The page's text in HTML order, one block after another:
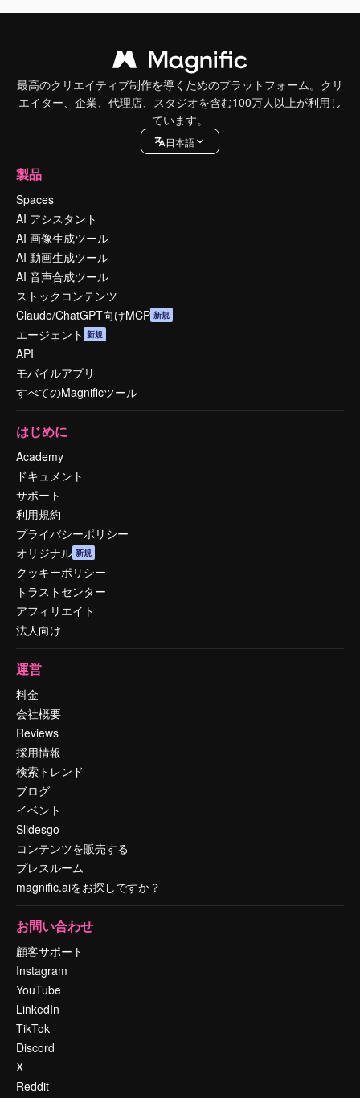
最高のクリエイティブ制作を導くためのプラットフォーム。クリ
エイター、企業、代理店、スタジオを含む100万人以上が利用し
ています。
日本語
製品
Spaces
AI アシスタント
AI 画像生成ツール
AI 動画生成ツール
AI 音声合成ツール
ストックコンテンツ
Claude/ChatGPT向けMCP 新規
エージェント 新規
API
モバイルアプリ
すべてのMagnificツール
はじめに
Academy
ドキュメント
サポート
利用規約
プライバシーポリシー
オリジナル 新規
クッキーポリシー
トラストセンター
アフィリエイト
法人向け
運営
料金
会社概要
Reviews
採用情報
検索トレンド
ブログ
イベント
Slidesgo
コンテンツを販売する
プレスルーム
magnific.aiをお探しですか？
お問い合わせ
顧客サポート
Instagram
YouTube
LinkedIn
TikTok
Discord
X
Reddit